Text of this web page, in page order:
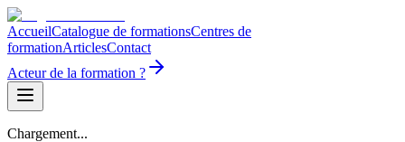
AccueilCatalogue de formationsCentres de
formationArticlesContact
Acteur de la formation ?
Chargement...